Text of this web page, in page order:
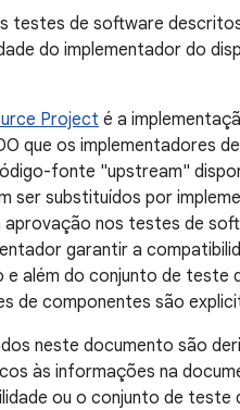
testes de software
do implementador do
Project é a
que os implementadores
fonte "upstream"
ser substituídos por
aprovação nos testes de
garantir a
e além do conjunto de teste
de componentes são
neste documento são
às informações na
ou o conjunto de